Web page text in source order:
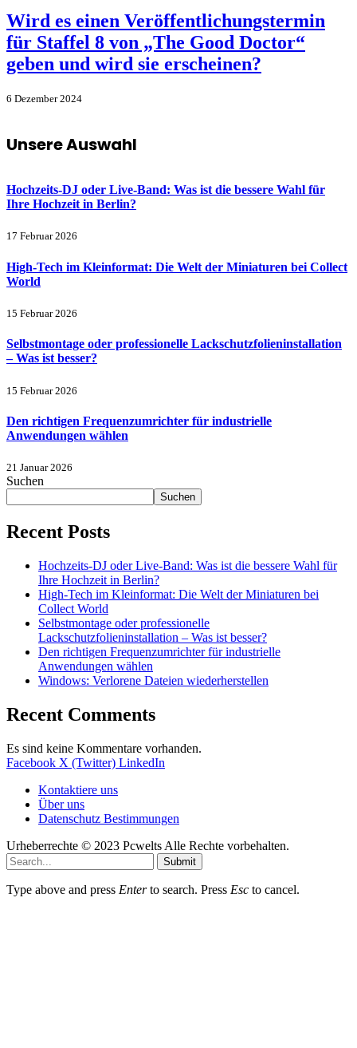
Wird es einen Veröffentlichungstermin
für Staffel 8 von „The Good Doctor“
geben und wird sie erscheinen?
6 Dezember 2024
Unsere Auswahl
Hochzeits-DJ oder Live-Band: Was ist die bessere Wahl für
Ihre Hochzeit in Berlin?
17 Februar 2026
High-Tech im Kleinformat: Die Welt der Miniaturen bei Collect
World
15 Februar 2026
Selbstmontage oder professionelle Lackschutzfolieninstallation
– Was ist besser?
15 Februar 2026
Den richtigen Frequenzumrichter für industrielle
Anwendungen wählen
21 Januar 2026
Suchen
Suchen
Recent Posts
Hochzeits-DJ oder Live-Band: Was ist die bessere Wahl für
Ihre Hochzeit in Berlin?
High-Tech im Kleinformat: Die Welt der Miniaturen bei
Collect World
Selbstmontage oder professionelle
Lackschutzfolieninstallation – Was ist besser?
Den richtigen Frequenzumrichter für industrielle
Anwendungen wählen
Windows: Verlorene Dateien wiederherstellen
Recent Comments
Es sind keine Kommentare vorhanden.
Facebook X (Twitter) LinkedIn
Kontaktiere uns
Über uns
Datenschutz Bestimmungen
Urheberrechte © 2023 Pcwelts Alle Rechte vorbehalten.
Submit
Type above and press Enterto search. Press Esc to cancel.